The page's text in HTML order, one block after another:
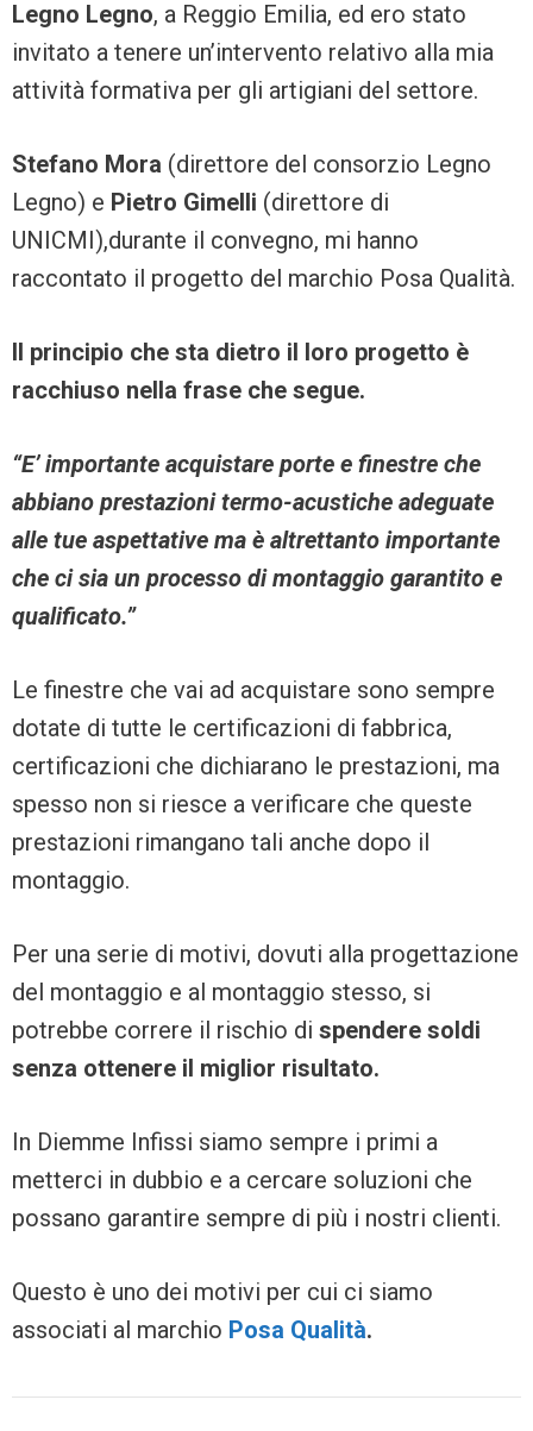
Legno Legno, a Reggio Emilia, ed ero stato
invitato a tenere un’intervento relativo alla mia
attività formativa per gli artigiani del settore.
Stefano Mora (direttore del consorzio Legno
Legno) e Pietro Gimelli (direttore di
UNICMI),durante il convegno, mi hanno
raccontato il progetto del marchio Posa Qualità.
Il principio che sta dietro il loro progetto è
racchiuso nella frase che segue.
“E’ importante acquistare porte e finestre che
abbiano prestazioni termo-acustiche adeguate
alle tue aspettative ma è altrettanto importante
che ci sia un processo di montaggio garantito e
qualificato.”
Le finestre che vai ad acquistare sono sempre
dotate di tutte le certificazioni di fabbrica,
certificazioni che dichiarano le prestazioni, ma
spesso non si riesce a verificare che queste
prestazioni rimangano tali anche dopo il
montaggio.
Per una serie di motivi, dovuti alla progettazione
del montaggio e al montaggio stesso, si
potrebbe correre il rischio di spendere soldi
senza ottenere il miglior risultato.
In Diemme Infissi siamo sempre i primi a
metterci in dubbio e a cercare soluzioni che
possano garantire sempre di più i nostri clienti.
Questo è uno dei motivi per cui ci siamo
associati al marchio Posa Qualità.